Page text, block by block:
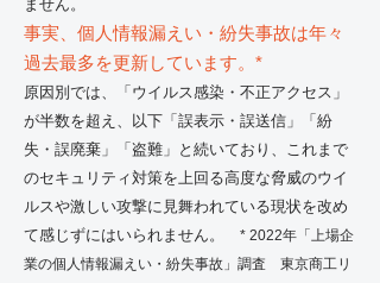
ません。
事実、個人情報漏えい・紛失事故は年々
過去最多を更新しています。*
原因別では、「ウイルス感染・不正アクセス」
が半数を超え、以下「誤表示・誤送信」「紛
失・誤廃棄」「盗難」と続いており、これまで
のセキュリティ対策を上回る高度な脅威のウイ
ルスや激しい攻撃に見舞われている現状を改め
て感じずにはいられません。 * 2022年「上場企
業の個人情報漏えい・紛失事故」調査 東京商工リ